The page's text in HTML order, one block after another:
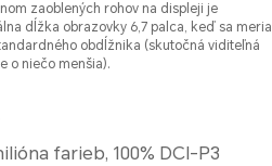
zaoblených rohov na displeji je
dĺžka obrazovky 6,7 palca, keď sa meria
obdĺžnika (skutočná viditeľná
o niečo menšia).
farieb, 100% DCI-P3